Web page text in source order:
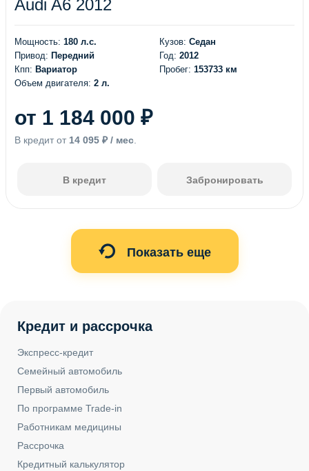
Audi A6 2012
Мощность: 180 л.с.
Привод: Передний
Кпп: Вариатор
Объем двигателя: 2 л.
Кузов: Седан
Год: 2012
Пробег: 153733 км
от 1 184 000 ₽
В кредит от 14 095 ₽ / мес.
В кредит Забронировать
Показать еще
Кредит и рассрочка
Экспресс-кредит
Семейный автомобиль
Первый автомобиль
По программе Trade-in
Работникам медицины
Рассрочка
Кредитный калькулятор